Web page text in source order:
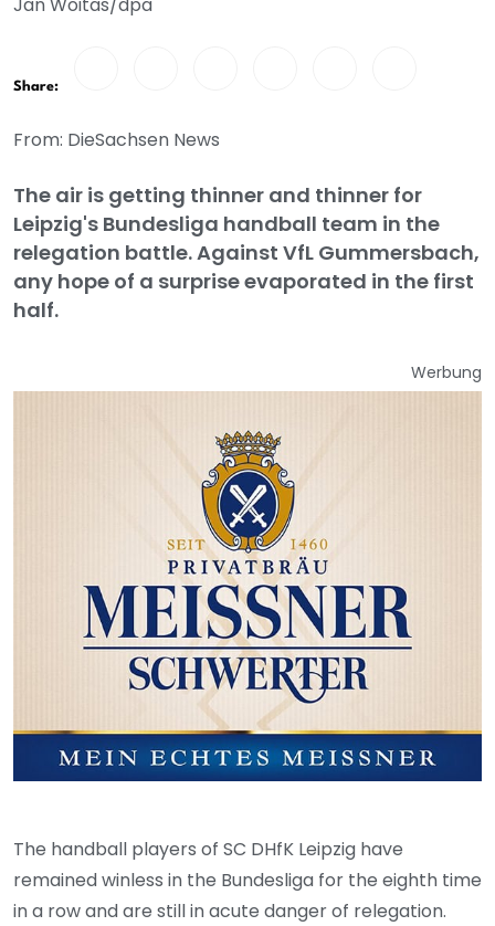
Share:
From: DieSachsen News
The air is getting thinner and thinner for
Leipzig's Bundesliga handball team in the
relegation battle. Against VfL Gummersbach,
any hope of a surprise evaporated in the first
half.
Werbung
The handball players of SC DHfK Leipzig have
remained winless in the Bundesliga for the eighth time
in a row and are still in acute danger of relegation.